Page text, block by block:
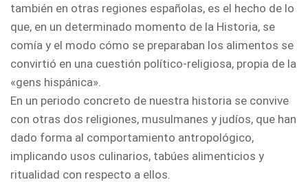
también en otras regiones españolas, es el hecho de lo
que, en un determinado momento de la Historia, se
comía y el modo cómo se preparaban los alimentos se
convirtió en una cuestión político-religiosa, propia de la
«gens hispánica».
En un periodo concreto de nuestra historia se convive
con otras dos religiones, musulmanes y judíos, que han
dado forma al comportamiento antropológico,
implicando usos culinarios, tabúes alimenticios y
ritualidad con respecto a ellos.